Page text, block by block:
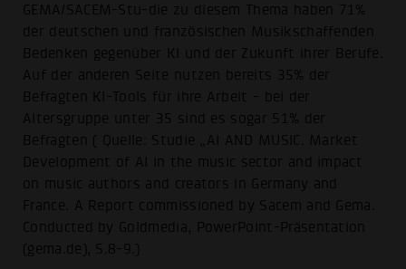
GEMA/SACEM-Stu-die zu diesem Thema haben 71%
der deutschen und französischen Musikschaffenden
Bedenken gegenüber KI und der Zukunft ihrer Berufe.
Auf der anderen Seite nutzen bereits 35% der
Befragten KI-Tools für ihre Arbeit - bei der
Altersgruppe unter 35 sind es sogar 51% der
Befragten ( Quelle: Studie „AI AND MUSIC. Market
Development of AI in the music sector and impact
on music authors and creators in Germany and
France. A Report commissioned by Sacem and Gema.
Conducted by Goldmedia, PowerPoint-Präsentation
(gema.de), S.8-9.)